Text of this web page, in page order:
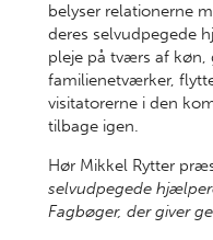
belyser relationerne
deres selvudpegede
pleje på tværs af køn,
familienetværker,
visitatorerne i den
tilbage igen.
Hør Mikkel Rytter
selvudpegede
Fagbøger, der giver